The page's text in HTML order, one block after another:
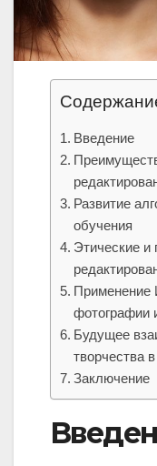
Введение
Развитие
обучения
Этические и
Применение
фотографии
Будущее
творчества
Заключение